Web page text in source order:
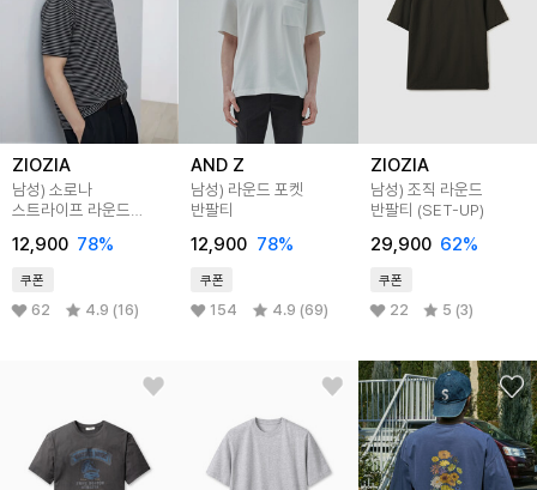
ZIOZIA
남성) 소로나
스트라이프 라운드
12,900 78%
쿠폰
62 4.9 (16)
AND Z
남성) 라운드 포켓
반팔티
12,900 78%
쿠폰
154 4.9 (69)
ZIOZIA
남성) 조직 라운드
반팔티 (SET-UP)
29,900 62%
쿠폰
22 5 (3)